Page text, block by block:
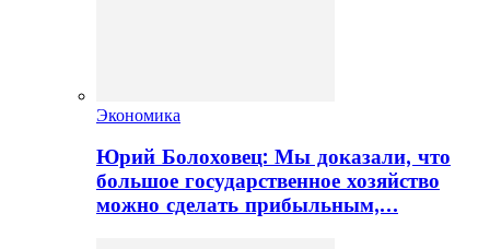
Экономика
Юрий Болоховец: Мы доказали, что
большое государственное хозяйство
можно сделать прибыльным,…